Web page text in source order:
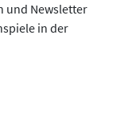
und Newsletter
in der